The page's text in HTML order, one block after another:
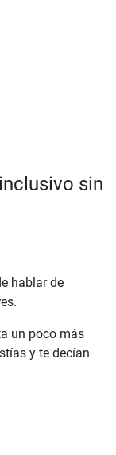
sin
hablar de
un poco más
y te decían